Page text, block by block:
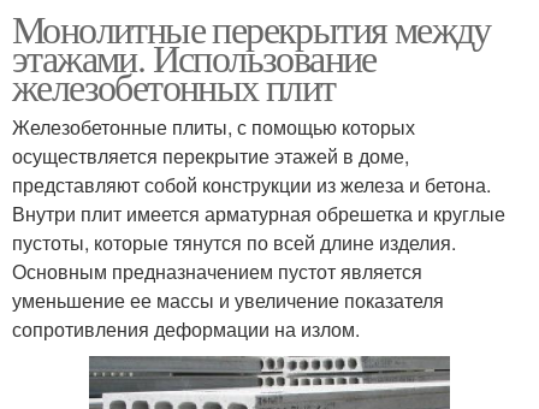
Монолитные перекрытия между
этажами. Использование
железобетонных плит
Железобетонные плиты, с помощью которых
осуществляется перекрытие этажей в доме,
представляют собой конструкции из железа и бетона.
Внутри плит имеется арматурная обрешетка и круглые
пустоты, которые тянутся по всей длине изделия.
Основным предназначением пустот является
уменьшение ее массы и увеличение показателя
сопротивления деформации на излом.